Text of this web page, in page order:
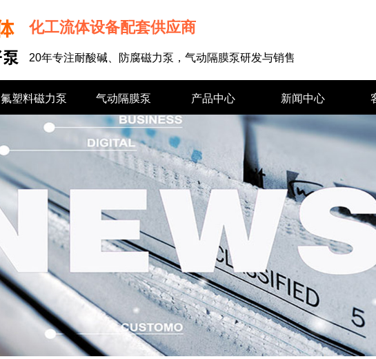
化工流体设备配套供应商
20年专注耐酸碱、防腐磁力泵，气动隔膜泵研发与销售
氟塑料磁力泵 气动隔膜泵 产品中心 新闻中心